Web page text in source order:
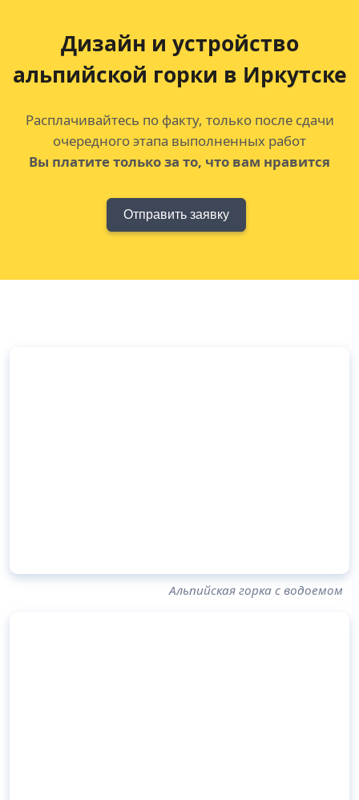
Дизайн и устройство
альпийской горки в Иркутске
Расплачивайтесь по факту, только после сдачи
очередного этапа выполненных работ
Вы платите только за то, что вам нравится
Отправить заявку
Альпийская горка с водоемом